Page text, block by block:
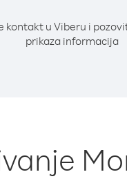
kontakt u Viberu i
prikaza informacija